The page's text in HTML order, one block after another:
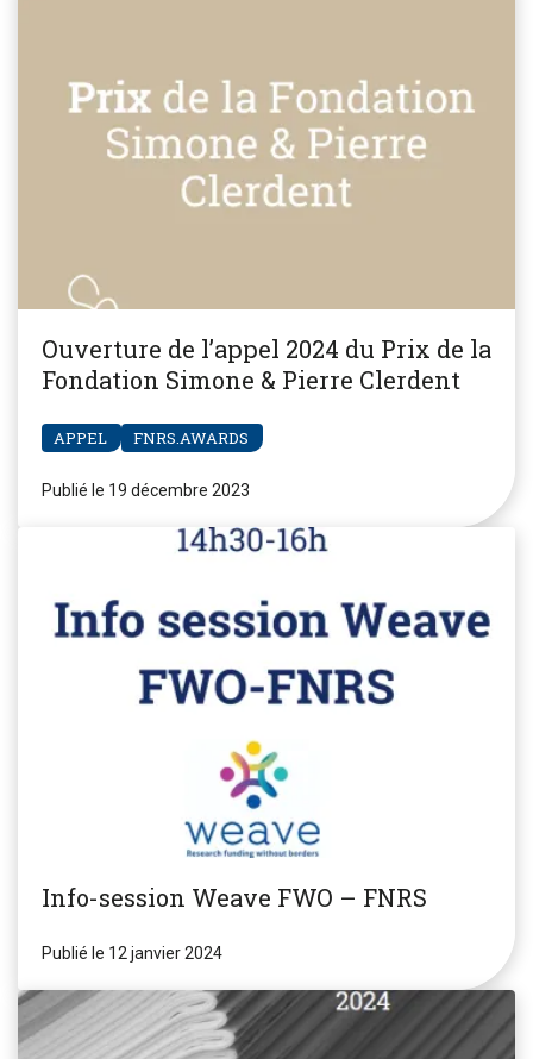
Ouverture de l’appel 2024 du Prix de la
Fondation Simone & Pierre Clerdent
APPEL FNRS.AWARDS
Publié le 19 décembre 2023
Info-session Weave FWO – FNRS
Publié le 12 janvier 2024